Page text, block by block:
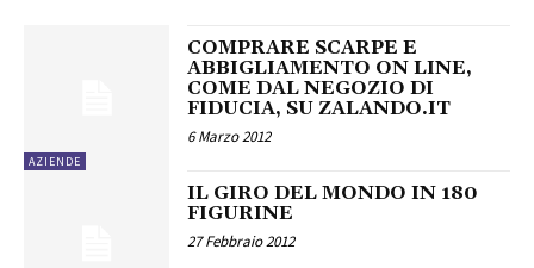
AZIENDE
COMPRARE SCARPE E
ABBIGLIAMENTO ON LINE,
COME DAL NEGOZIO DI
FIDUCIA, SU ZALANDO.IT
6 Marzo 2012
IL GIRO DEL MONDO IN 180
FIGURINE
27 Febbraio 2012